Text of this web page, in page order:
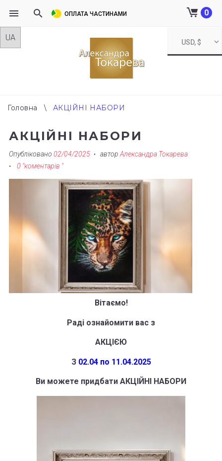
Skip
USD, $
0
ОПЛАТА ЧАСТИНАМИ
Головна \ АКЦІЙНІ НАБОРИ
АКЦІЙНІ НАБОРИ
Опубліковано 02/04/2025 автор Александра Токарева
0 "коментарів "
Вітаємо!
Раді ознайомити вас з
АКЦІЄЮ
З 02.04 по 11.04.2025
Ви можете придбати АКЦІЙНІ НАБОРИ